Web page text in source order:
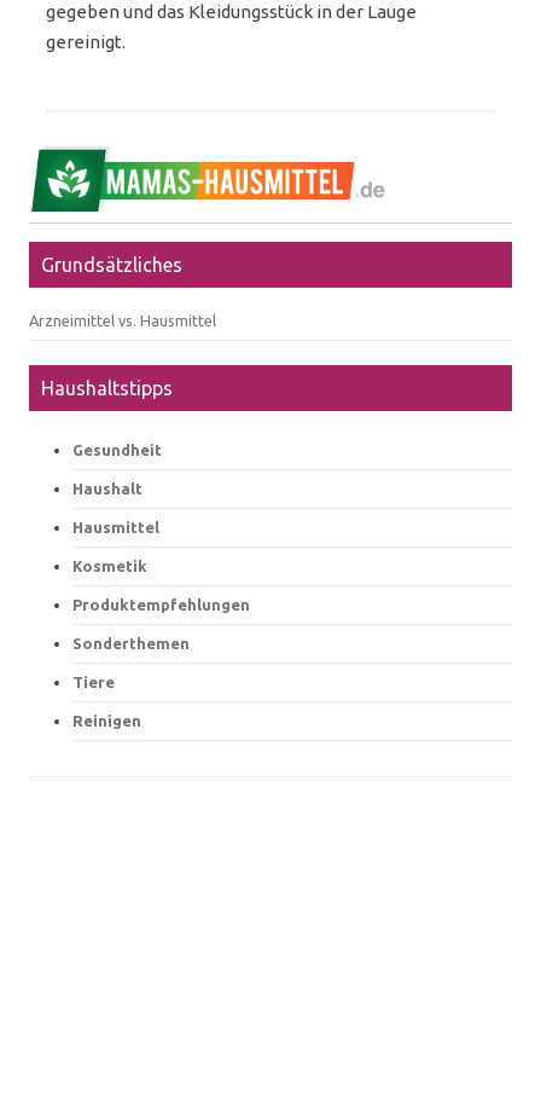
gegeben und das Kleidungsstück in der Lauge
gereinigt.
Grundsätzliches
Arzneimittel vs. Hausmittel
Haushaltstipps
Gesundheit
Haushalt
Hausmittel
Kosmetik
Produktempfehlungen
Sonderthemen
Tiere
Reinigen